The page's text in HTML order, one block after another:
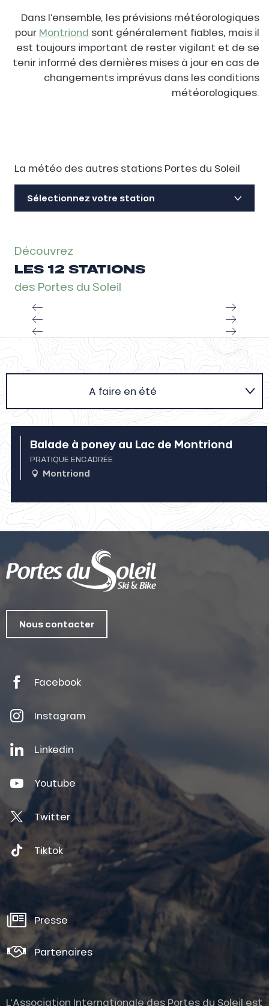
Dans l’ensemble, les prévisions météorologiques
pour Montriond sont généralement fiables, mais il
est toujours important de rester vigilant et de se
tenir informé des dernières mises à jour en cas de
changements imprévus dans les conditions
météorologiques.
La météo des autres stations Portes du Soleil
Sélectionnez votre station
Découvrez
LES 12 STATIONS
des Portes du Soleil
A faire en été
A faire en hiver
Agenda
Balade à poney au Lac de Montriond
PRATIQUE ENCADRÉE
Montriond
Nous contacter
Facebook
Instagram
Linkedin
Youtube
Twitter
Tiktok
Presse
Partenaires
L'Association Internationale des Portes du Soleil est